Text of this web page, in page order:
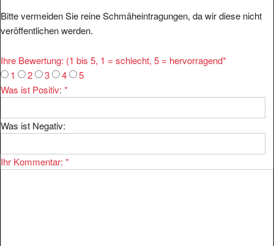
Bitte vermeiden Sie reine Schmäheintragungen, da wir diese nicht
veröffentlichen werden.
Ihre Bewertung: (1 bis 5, 1 = schlecht, 5 = hervorragend*
1
2 3 4
5
Was ist Positiv: *
Was ist Negativ:
Ihr Kommentar: *